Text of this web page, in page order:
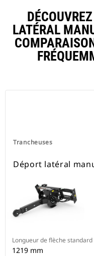
LATÉRAL
Trancheuses
Déport latéral
Longueur de flèche standard
1219 mm